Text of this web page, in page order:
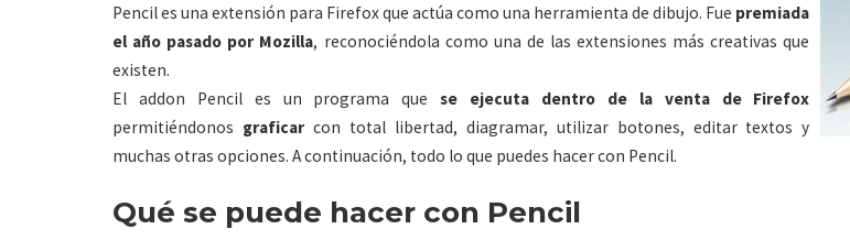
Pencil es una extensión para Firefox que actúa como una herramienta de dibujo. Fue premiada
el año pasado por Mozilla, reconociéndola como una de las extensiones más creativas que
existen.
El addon Pencil es un programa quese ejecuta dentro de la venta de Firefox
permitiéndonos graficarcon total libertad, diagramar, utilizar botones, editar textos y
muchas otras opciones. A continuación, todo lo que puedes hacer con Pencil.
Qué se puede hacer con Pencil